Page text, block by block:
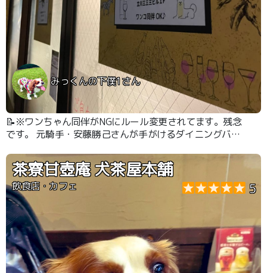
みっくんの下僕1さん
📝※ワンちゃん同伴がNGにルール変更されてます。残念
です。 元騎手・安藤勝己さんが手がけるダイニングバー
中継流れてます。しかし、競馬に興味なくてもまったくア
ウェイ感はないです。お料理も手作りで本格的で美味しい
です。ワンコと楽しいひとときが過ごせます。都営新宿線
菊川駅からは徒歩7分くらいです。
茶寮甘壺庵 犬茶屋本舗
飲食店・カフェ 5